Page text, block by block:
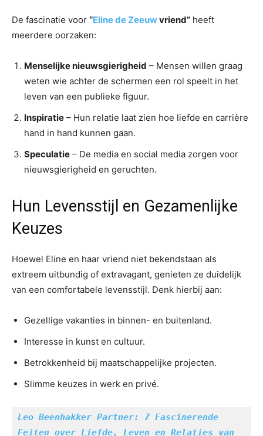
De fascinatie voor “Eline de Zeeuwvriend” heeft
meerdere oorzaken:
Menselijke nieuwsgierigheid – Mensen willen graag
weten wie achter de schermen een rol speelt in het
leven van een publieke figuur.
Inspiratie – Hun relatie laat zien hoe liefde en carrière
hand in hand kunnen gaan.
Speculatie – De media en social media zorgen voor
nieuwsgierigheid en geruchten.
Hun Levensstijl en Gezamenlijke
Keuzes
Hoewel Eline en haar vriend niet bekendstaan als
extreem uitbundig of extravagant, genieten ze duidelijk
van een comfortabele levensstijl. Denk hierbij aan:
Gezellige vakanties in binnen- en buitenland.
Interesse in kunst en cultuur.
Betrokkenheid bij maatschappelijke projecten.
Slimme keuzes in werk en privé.
Leo Beenhakker Partner: 7 Fascinerende
Feiten over Liefde, Leven en Relaties van